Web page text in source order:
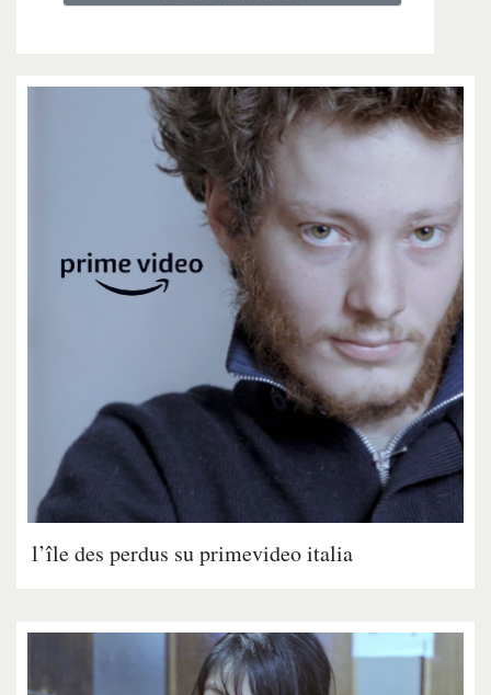
l’île des perdus su primevideo italia